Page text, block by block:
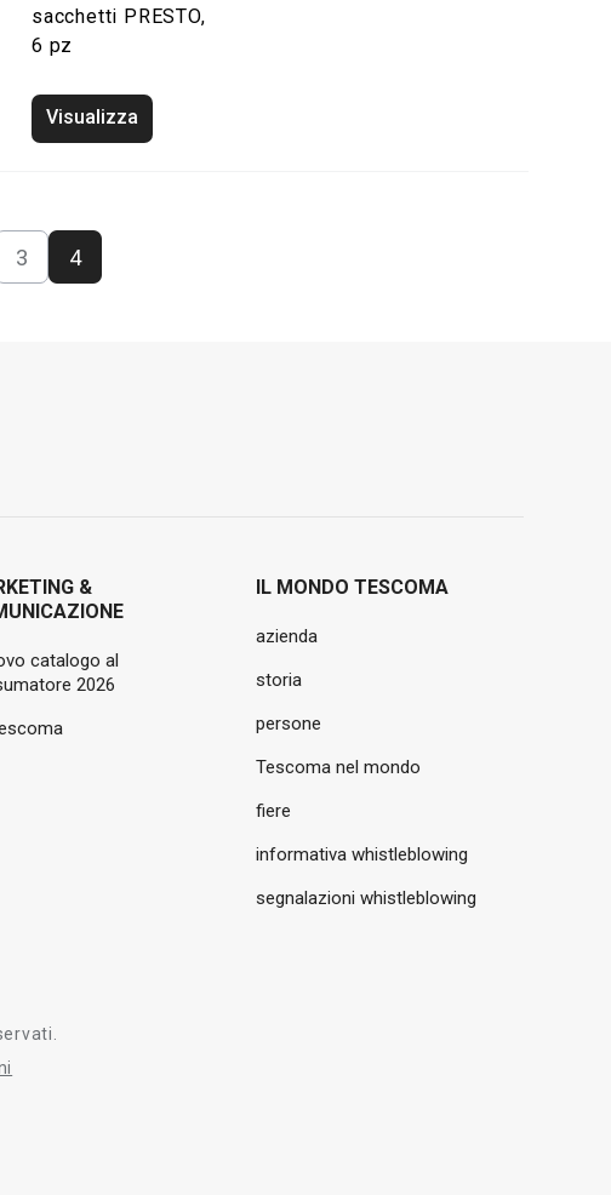
sacchetti PRESTO,
6 pz
Visualizza
3 4
&
catalogo al
2026
IL MONDO TESCOMA
azienda
storia
persone
Tescoma nel mondo
fiere
informativa whistleblowing
segnalazioni whistleblowing